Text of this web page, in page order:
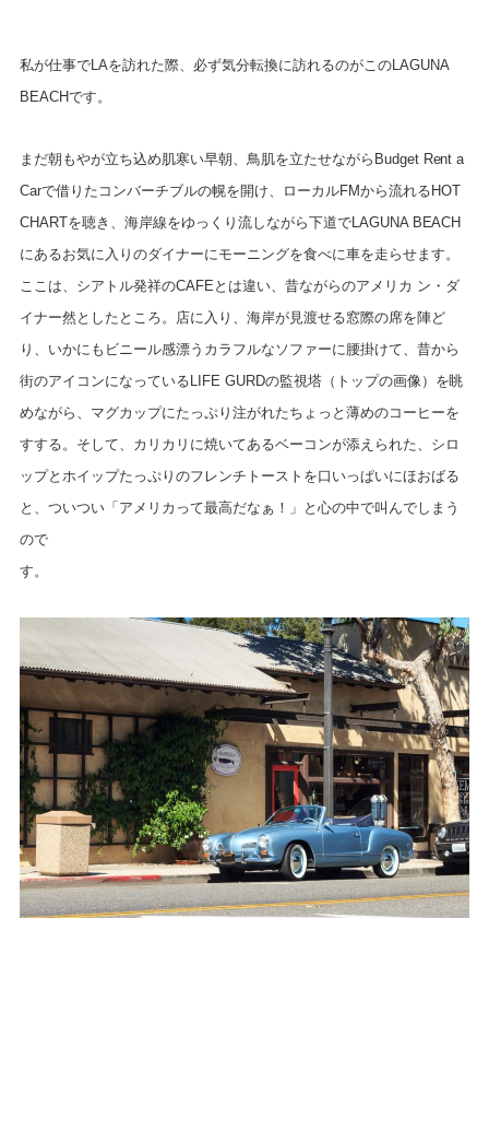
私が仕事でLAを訪れた際、必ず気分転換に訪れるのがこのLAGUNA
BEACHです。
まだ朝もやが立ち込め肌寒い早朝、鳥肌を立たせながらBudget Rent a
Carで借りたコンバーチブルの幌を開け、ローカルFMから流れるHOT
CHARTを聴き、海岸線をゆっくり流しながら下道でLAGUNA BEACH
にあるお気に入りのダイナーにモーニングを食べに車を走らせます。
ここは、シアトル発祥のCAFEとは違い、昔ながらのアメリカ ン・ダ
イナー然としたところ。店に入り、海岸が見渡せる窓際の席を陣ど
り、いかにもビニール感漂うカラフルなソファーに腰掛けて、昔から
街のアイコンになっているLIFE GURDの監視塔（トップの画像）を眺
めながら、マグカップにたっぷり注がれたちょっと薄めのコーヒーを
すする。そして、カリカリに焼いてあるベーコンが添えられた、シロ
ップとホイップたっぷりのフレンチトーストを口いっぱいにほおばる
と、ついつい「アメリカって最高だなぁ！」と心の中で叫んでしまう
ので
す。